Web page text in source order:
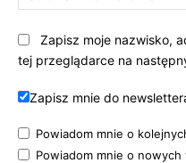
Zapisz moje nazwisko,
tej przeglądarce na
Zapisz mnie do
Powiadom mnie o
Powiadom mnie o